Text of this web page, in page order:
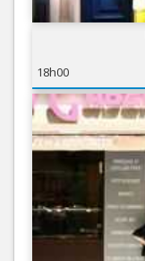
18h00